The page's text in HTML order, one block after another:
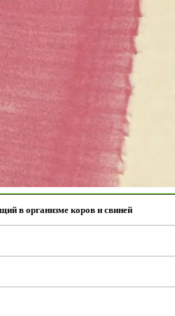
в организме коров и свиней